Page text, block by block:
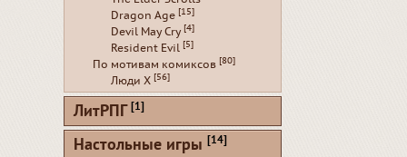
Dragon Age [15]
Devil May Cry [4]
Resident Evil [5]
По мотивам комиксов [80]
Люди Х [56]
ЛитРПГ [1]
Настольные игры [14]